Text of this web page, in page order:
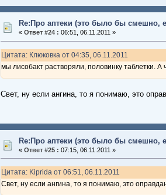
Re:Про аптеки (это было бы смешно,
« Ответ #24 : 06:51, 06.11.2011 »
Цитата: Клюковка от 04:35, 06.11.2011
мы лисобакт растворяли, половинку таблетки.
Свет, ну если ангина, то я понимаю, это
Re:Про аптеки (это было бы смешно,
« Ответ #25 : 07:15, 06.11.2011 »
Цитата: Kiprida от 06:51, 06.11.2011
Свет, ну если ангина, то я понимаю, это